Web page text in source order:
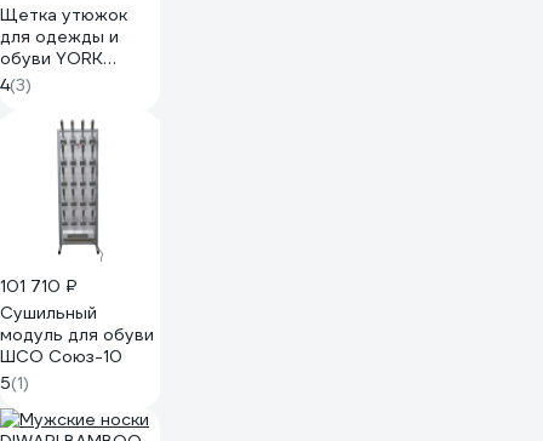
Щетка утюжок
для одежды и
обуви YORK
средняя,
75х105х45 мм,
пластик 040020
4(3)
101 710 ₽
Сушильный
модуль для обуви
ШСО Союз-10
5(1)